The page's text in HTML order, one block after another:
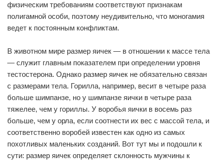
физическим требованиям соответствуют признакам
полигамной особи, поэтому неудивительно, что моногамия
ведет к постоянным конфликтам.
В животном мире размер яичек — в отношении к массе тела
— служит главным показателем при определении уровня
тестостерона. Однако размер яичек не обязательно связан
с размерами тела. Горилла, например, весит в четыре раза
больше шимпанзе, но у шимпанзе яички в четыре раза
тяжелее, чем у гориллы. У воробья яички в восемь раз
больше, чем у орла, если соотнести их вес с массой тела, и
соответственно воробей известен как одно из самых
похотливых маленьких созданий. Вот тут мы и подошли к
сути: размер яичек определяет склонность мужчины к